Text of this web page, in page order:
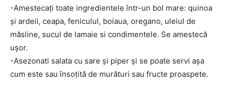
-Amestecați toate ingredientele într-un bol mare: quinoa
și ardeii, ceapa, feniculul, boiaua, oregano, uleiul de
măsline, sucul de lamaie si condimentele. Se amestecă
ușor.
-Asezonati salata cu sare și piper și se poate servi așa
cum este sau însoțită de murături sau fructe proaspete.